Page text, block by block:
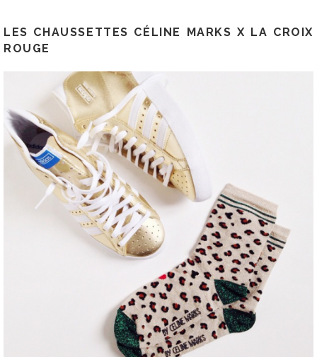
LES CHAUSSETTES CÉLINE MARKS X LA CROIX
ROUGE